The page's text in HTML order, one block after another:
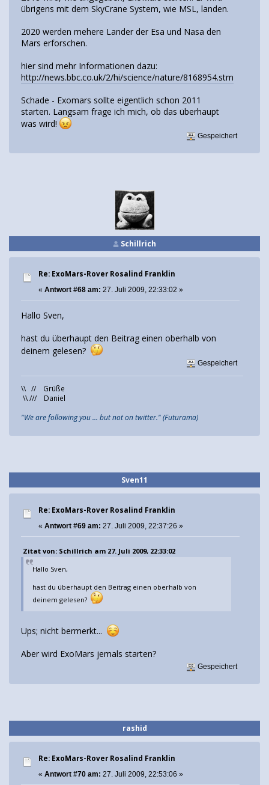
übrigens mit dem SkyCrane System, wie MSL, landen.
2020 werden mehere Lander der Esa und Nasa den
Mars erforschen.
hier sind mehr Informationen dazu:
http://news.bbc.co.uk/2/hi/science/nature/8168954.stm
Schade - Exomars sollte eigentlich schon 2011
starten. Langsam frage ich mich, ob das überhaupt
was wird!
Gespeichert
Schillrich
Re: ExoMars-Rover Rosalind Franklin
« Antwort #68 am: 27. Juli 2009, 22:33:02 »
Hallo Sven,
hast du überhaupt den Beitrag einen oberhalb von
deinem gelesen?
Gespeichert
\\ // Grüße
\\ /// Daniel
"We are following you ... but not on twitter." (Futurama)
Sven11
Re: ExoMars-Rover Rosalind Franklin
« Antwort #69 am: 27. Juli 2009, 22:37:26 »
Zitat von: Schillrich am 27. Juli 2009, 22:33:02
Hallo Sven,
hast du überhaupt den Beitrag einen oberhalb von
deinem gelesen?
Ups; nicht bermerkt...
Aber wird ExoMars jemals starten?
Gespeichert
rashid
Re: ExoMars-Rover Rosalind Franklin
« Antwort #70 am: 27. Juli 2009, 22:53:06 »